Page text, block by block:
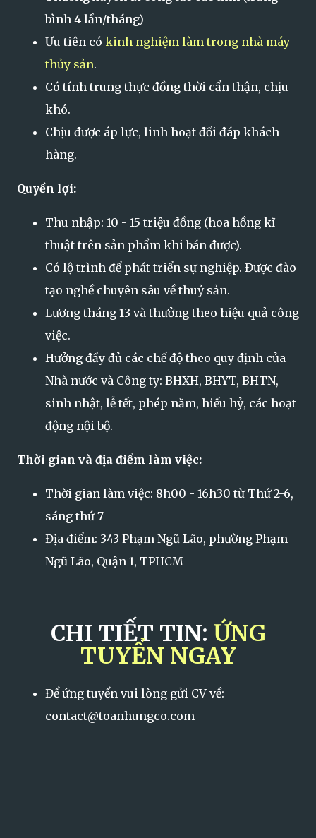
bình 4 lần/tháng)
Ưu tiên có kinh nghiệm làm trong nhà máy
thủy sản.
Có tính trung thực đồng thời cẩn thận, chịu
khó.
Chịu được áp lực, linh hoạt đối đáp khách
hàng.
Quyền lợi:
Thu nhập: 10 - 15 triệu đồng (hoa hồng kĩ
thuật trên sản phẩm khi bán được).
Có lộ trình để phát triển sự nghiệp. Được đào
tạo nghề chuyên sâu về thuỷ sản.
Lương tháng 13 và thưởng theo hiệu quả công
việc.
Hưởng đầy đủ các chế độ theo quy định của
Nhà nước và Công ty: BHXH, BHYT, BHTN,
sinh nhật, lễ tết, phép năm, hiếu hỷ, các hoạt
động nội bộ.
Thời gian và địa điểm làm việc:
Thời gian làm việc: 8h00 - 16h30 từ Thứ 2-6,
sáng thứ 7
Địa điểm: 343 Phạm Ngũ Lão, phường Phạm
Ngũ Lão, Quận 1, TPHCM
CHI TIẾT TIN: ỨNG
TUYỂN NGAY
Để ứng tuyển vui lòng gửi CV về:
contact@toanhungco.com